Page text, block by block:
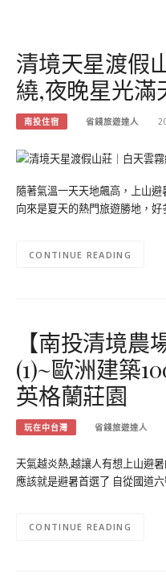
清境天星渡假
繞,夜晚星光滿
南投住宿 省錢旅遊達人
隨著氣溫一天天地飆高，上山
向來是夏天的熱門旅遊勝地，
CONTINUE READING
【南投清境農
(1)~歐洲建築
英格蘭莊園
玩在中台灣 省錢旅遊達人
天氣越炎熱,越讓人有想上山避
應該就是避暑首選了 自從國道
CONTINUE READING